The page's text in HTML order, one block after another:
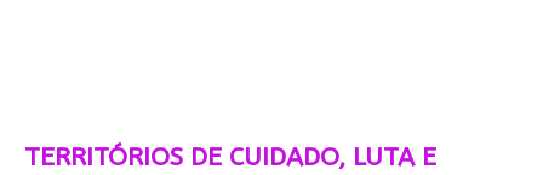
TERRITÓRIOS DE CUIDADO, LUTA E